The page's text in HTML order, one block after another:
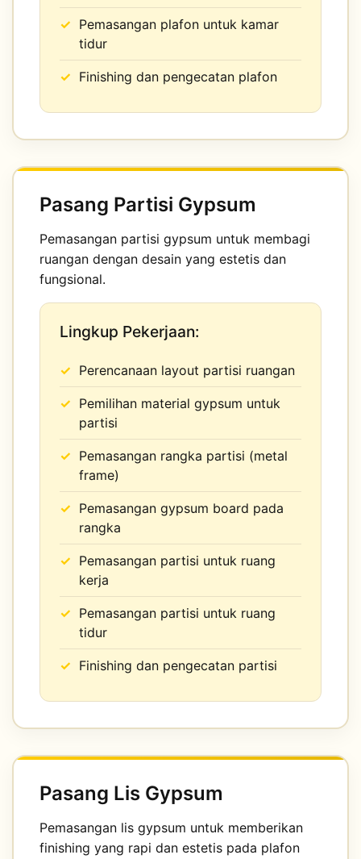
Pemasangan plafon untuk kamar
tidur
Finishing dan pengecatan plafon
Pasang Partisi Gypsum
Pemasangan partisi gypsum untuk membagi
ruangan dengan desain yang estetis dan
fungsional.
Lingkup Pekerjaan:
Perencanaan layout partisi ruangan
Pemilihan material gypsum untuk
partisi
Pemasangan rangka partisi (metal
frame)
Pemasangan gypsum board pada
rangka
Pemasangan partisi untuk ruang
kerja
Pemasangan partisi untuk ruang
tidur
Finishing dan pengecatan partisi
Pasang Lis Gypsum
Pemasangan lis gypsum untuk memberikan
finishing yang rapi dan estetis pada plafon